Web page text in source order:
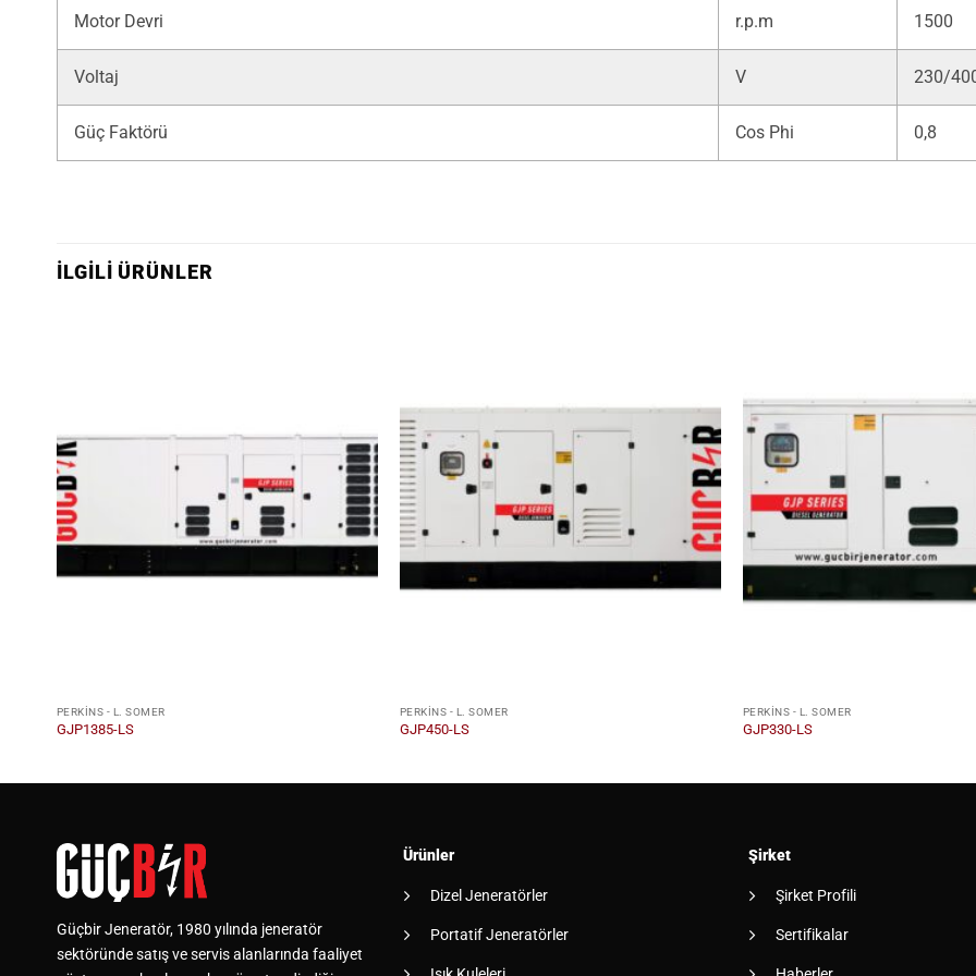
Motor Devri r.p.m 1500
Voltaj V 230/
Güç Faktörü Cos Phi 0,8
İLGILI ÜRÜNLER
PERKINS - L. SOMER
GJP1385-LS
PERKINS - L. SOMER
GJP450-LS
PERKINS - L. SOMER
GJP330-LS
Güçbir Jeneratör, 1980 yılında jeneratör
sektöründe satış ve servis alanlarında faaliyet
Ürünler
Dizel Jeneratörler
Portatif Jeneratörler
Şirket
Şirket Profili
Sertifikalar